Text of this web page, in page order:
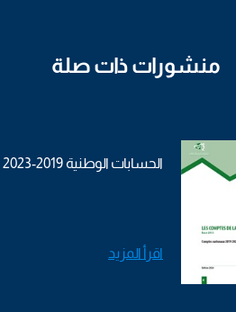
منشورات ذات صلة
الحسابات الوطنية 2019-2023
اقرأ المزيد